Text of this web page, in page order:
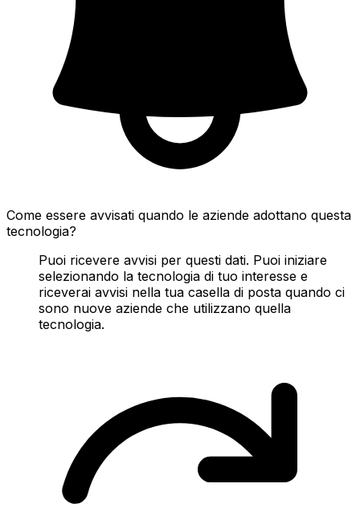
Come essere avvisati quando le aziende adottano questa
tecnologia?
Puoi ricevere avvisi per questi dati. Puoi iniziare
selezionando la tecnologia di tuo interesse e
riceverai avvisi nella tua casella di posta quando ci
sono nuove aziende che utilizzano quella
tecnologia.